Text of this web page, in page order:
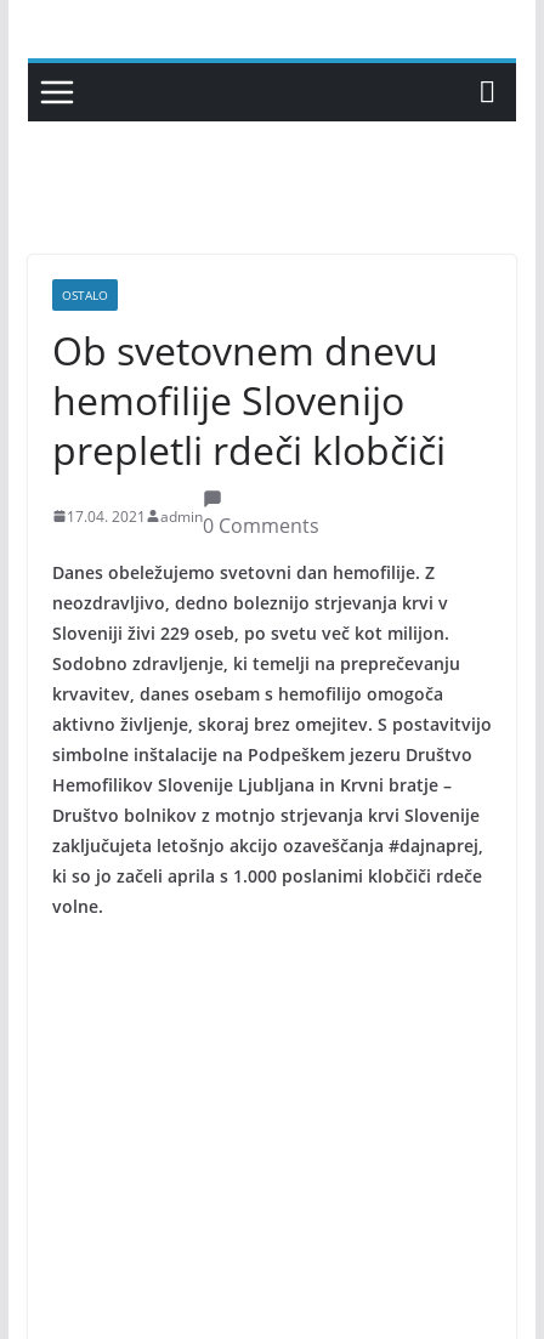
content
OSTALO
Ob svetovnem dnevu
hemofilije Slovenijo
prepletli rdeči klobčiči
17.04. 2021 admin0 Comments
Danes obeležujemo svetovni dan hemofilije. Z
neozdravljivo, dedno boleznijo strjevanja krvi v
Sloveniji živi 229 oseb, po svetu več kot milijon.
Sodobno zdravljenje, ki temelji na preprečevanju
krvavitev, danes osebam s hemofilijo omogoča
aktivno življenje, skoraj brez omejitev. S postavitvijo
simbolne inštalacije na Podpeškem jezeru Društvo
Hemofilikov Slovenije Ljubljana in Krvni bratje –
Društvo bolnikov z motnjo strjevanja krvi Slovenije
zaključujeta letošnjo akcijo ozaveščanja #dajnaprej,
ki so jo začeli aprila s 1.000 poslanimi klobčiči rdeče
volne.